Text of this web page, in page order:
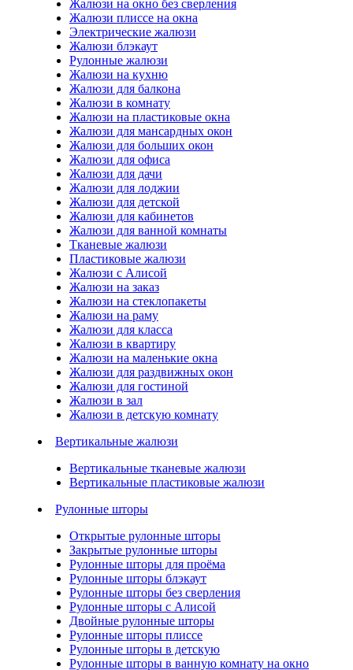
Жалюзи на окно без сверления
Жалюзи плиссе на окна
Электрические жалюзи
Жалюзи блэкаут
Рулонные жалюзи
Жалюзи на кухню
Жалюзи для балкона
Жалюзи в комнату
Жалюзи на пластиковые окна
Жалюзи для мансардных окон
Жалюзи для больших окон
Жалюзи для офиса
Жалюзи для дачи
Жалюзи для лоджии
Жалюзи для детской
Жалюзи для кабинетов
Жалюзи для ванной комнаты
Тканевые жалюзи
Пластиковые жалюзи
Жалюзи с Алисой
Жалюзи на заказ
Жалюзи на стеклопакеты
Жалюзи на раму
Жалюзи для класса
Жалюзи в квартиру
Жалюзи на маленькие окна
Жалюзи для раздвижных окон
Жалюзи для гостиной
Жалюзи в зал
Жалюзи в детскую комнату
Вертикальные жалюзи
Вертикальные тканевые жалюзи
Вертикальные пластиковые жалюзи
Рулонные шторы
Открытые рулонные шторы
Закрытые рулонные шторы
Рулонные шторы для проёма
Рулонные шторы блэкаут
Рулонные шторы без сверления
Рулонные шторы с Алисой
Двойные рулонные шторы
Рулонные шторы плиссе
Рулонные шторы в детскую
Рулонные шторы в ванную комнату на окно